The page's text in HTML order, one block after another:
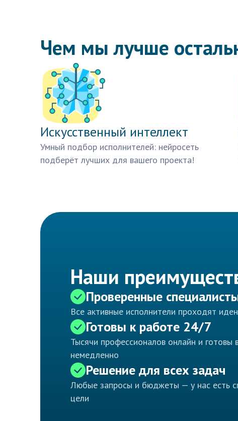
Чем мы лучше
Искусственный интеллект
Умный подбор исполнителей: нейросеть
подберёт лучших для вашего проекта!
Наши
Проверенные
Все активные исполнители проходят
Готовы к работе 24/7
Тысячи профессионалов онлайн и готовы
немедленно
Решение для всех задач
Любые запросы и бюджеты — у нас есть
цели